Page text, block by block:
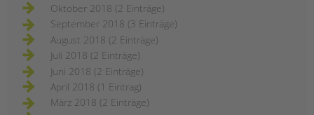
Oktober 2018 (2 Einträge)
September 2018 (3 Einträge)
August 2018 (2 Einträge)
Juli 2018 (2 Einträge)
Juni 2018 (2 Einträge)
April 2018 (1 Eintrag)
März 2018 (2 Einträge)